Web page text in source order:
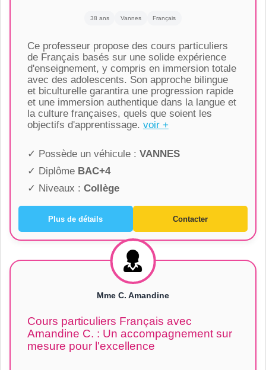
38 ans Vannes Français
Ce professeur propose des cours particuliers
de Français basés sur une solide expérience
d'enseignement, y compris en immersion totale
avec des adolescents. Son approche bilingue
et biculturelle garantira une progression rapide
et une immersion authentique dans la langue et
la culture françaises, quels que soient les
objectifs d'apprentissage. voir +
✓ Possède un véhicule : VANNES
✓ Diplôme BAC+4
✓ Niveaux : Collège
Plus de détails Contacter
Mme C. Amandine
Cours particuliers Français avec
Amandine C. : Un accompagnement sur
mesure pour l'excellence